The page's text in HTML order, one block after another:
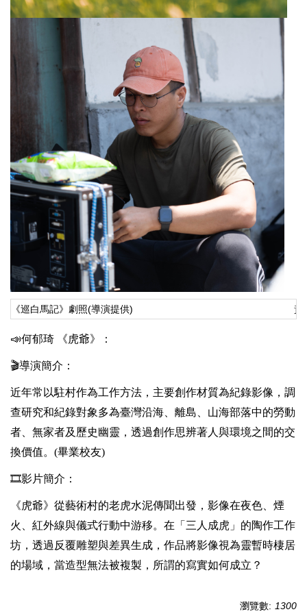
《巡白馬記》劇照(導演提供) 黃
📣何郁琦 《虎爺》：
🎬導演簡介：
近年常以駐村作為工作方法，主要創作材質為紀錄影像，調
查研究和紀錄對象多為臺灣沿海、離島、山海部落中的勞動
者、無家者及歷史幽靈，透過創作思辨著人與環境之間的交
換價值。(畢業校友)
🎞影片簡介：
《虎爺》從藝術村的老虎水泥傳聞出發，影像在夜色、煙
火、紅外線與儀式行動中游移。在「三人成虎」的陶作工作
坊，透過反覆雕塑與差異生成，作品將影像視為靈暫時棲居
的場域，當造型無法被複製，所謂的寫實如何成立？
瀏覽數: 1300